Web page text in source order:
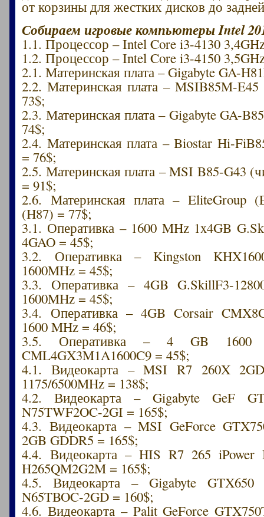
от корзины для жестких дисков до
Собираем игровые компьютеры Intel
1.1. Процессор – Intel Core i3-4130
1.2. Процессор – Intel Core i3-4150
2.1. Материнская плата – Gigabyte GA-
2.2. Материнская плата – MSIB85M-
73$;
2.3. Материнская плата – Gigabyte GA-
74$;
2.4. Материнская плата – Biostar Hi-
= 76$;
2.5. Материнская плата – MSI B85-G43
= 91$;
2.6. Материнская плата – EliteGroup
(H87) = 77$;
3.1. Оперативка – 1600 MHz 1x4GB
4GAO = 45$;
3.2. Оперативка – Kingston
1600MHz = 45$;
3.3. Оперативка – 4GB G.SkillF3-
1600MHz = 45$;
3.4. Оперативка – 4GB Corsair
1600 MHz = 46$;
3.5. Оперативка – 4 GB 1600
CML4GX3M1A1600C9 = 45$;
4.1. Видеокарта – MSI R7 260X
1175/6500MHz = 138$;
4.2. Видеокарта – Gigabyte GeF
N75TWF2OC-2GI = 165$;
4.3. Видеокарта – MSI GeForce
2GB GDDR5 = 165$;
4.4. Видеокарта – HIS R7 265
H265QM2G2M = 165$;
4.5. Видеокарта – Gigabyte
N65TBOC-2GD = 160$;
4.6. Видеокарта – Palit GeForce